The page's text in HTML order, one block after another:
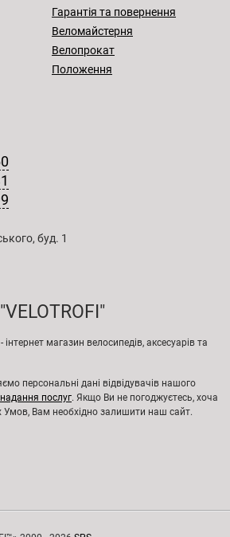
Гарантія та повернення
Веломайстерня
Велопрокат
Положення
буд. 1
інтернет магазин велосипедів, аксесуарів та
персональні дані відвідувачів нашого
послуг. Якщо Ви не погоджуєтесь, хоча
Умов, Вам необхідно залишити наш сайт.